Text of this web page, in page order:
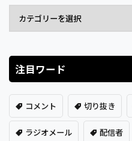
注目ワード
コメント 切り抜き
ラジオメール 配信者